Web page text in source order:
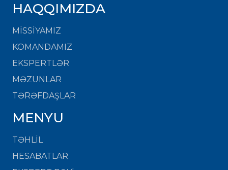
HAQQIMIZDA
MISSIYAMIZ
KOMANDAMIZ
EKSPERTLƏR
MƏZUNLAR
TƏRƏFDAŞLAR
MENYU
TƏHLİL
HESABATLAR